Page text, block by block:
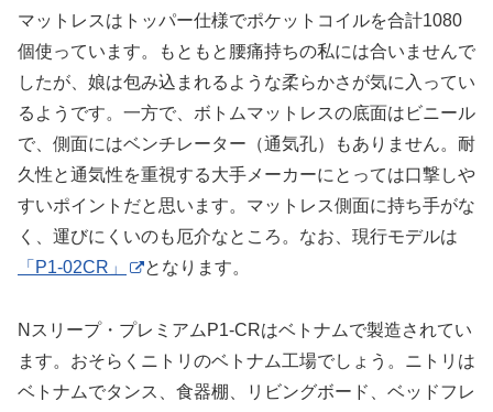
マットレスはトッパー仕様でポケットコイルを合計1080
個使っています。もともと腰痛持ちの私には合いませんで
したが、娘は包み込まれるような柔らかさが気に入ってい
るようです。一方で、ボトムマットレスの底面はビニール
で、側面にはベンチレーター（通気孔）もありません。耐
久性と通気性を重視する大手メーカーにとっては口撃しや
すいポイントだと思います。マットレス側面に持ち手がな
く、運びにくいのも厄介なところ。なお、現行モデルは
「P1-02CR」
となります。
Nスリープ・プレミアムP1-CRはベトナムで製造されてい
ます。おそらくニトリのベトナム工場でしょう。ニトリは
ベトナムでタンス、食器棚、リビングボード、ベッドフレ